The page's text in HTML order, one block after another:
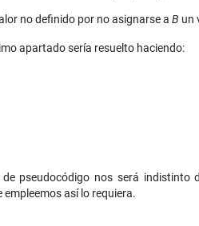
no definido por no asignarse a B un
apartado sería resuelto haciendo:
pseudocódigo nos será indistinto
así lo requiera.